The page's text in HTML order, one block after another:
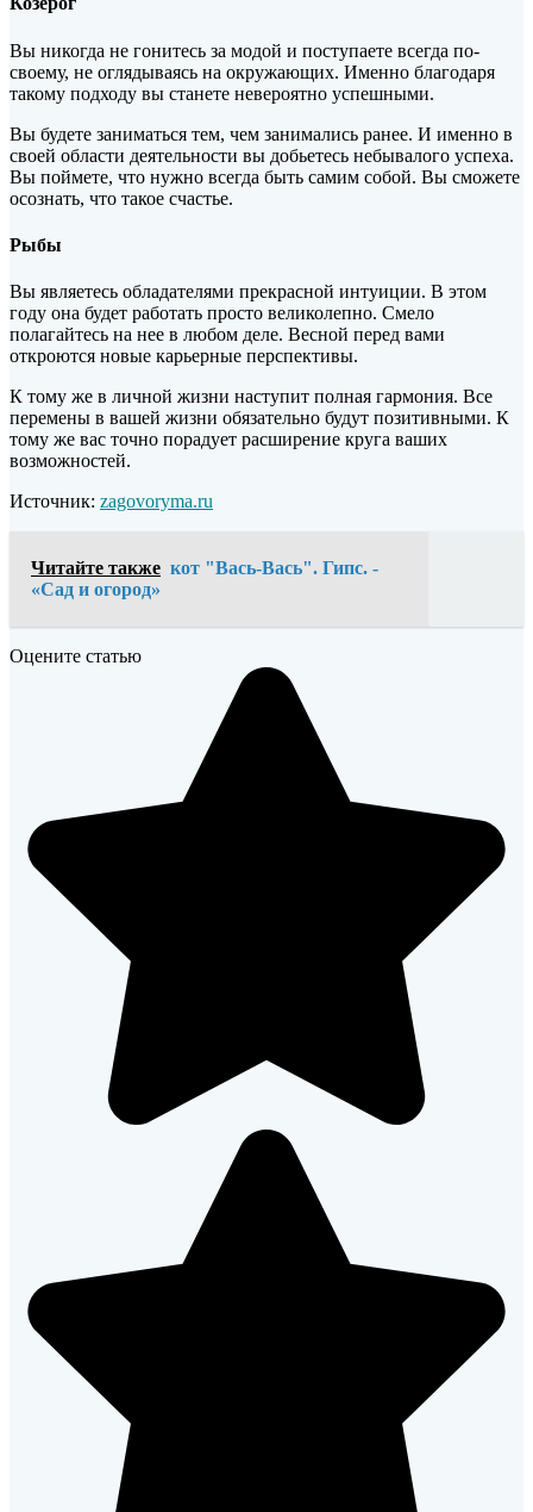
Вы никогда не гонитесь за модой и поступаете всегда по-
своему, не оглядываясь на окружающих. Именно благодаря
такому подходу вы станете невероятно успешными.
Вы будете заниматься тем, чем занимались ранее. И именно в
своей области деятельности вы добьетесь небывалого успеха.
Вы поймете, что нужно всегда быть самим собой. Вы сможете
осознать, что такое счастье.
Рыбы
Вы являетесь обладателями прекрасной интуиции. В этом
году она будет работать просто великолепно. Смело
полагайтесь на нее в любом деле. Весной перед вами
откроются новые карьерные перспективы.
К тому же в личной жизни наступит полная гармония. Все
перемены в вашей жизни обязательно будут позитивными. К
тому же вас точно порадует расширение круга ваших
возможностей.
Источник: zagovoryma.ru
Читайте также кот "Вась-Вась". Гипс. -
«Сад и огород»
Оцените статью